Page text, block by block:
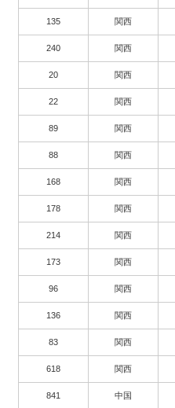
135 関西
240 関西
20 関西
22 関西
89 関西
88 関西
168 関西
178 関西
214 関西
173 関西
96 関西
136 関西
83 関西
618 関西
841 中国